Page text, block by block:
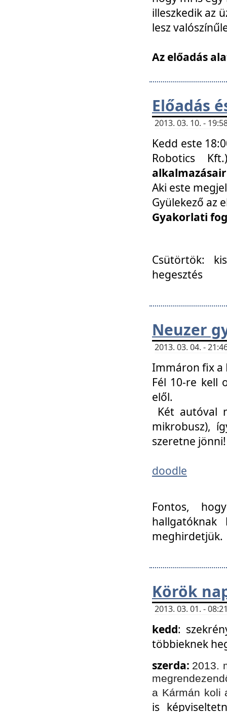
illeszkedik az
lesz
Az előadás
Előadás
2013. 03. 10. -
Kedd este
Robotics
Aki este
Gyülekező az
Gyakorlati
Csütörtök:
hegesztés
Neuzer
2013. 03. 04. -
Immáron fix a
Fél 10-re kell
elől.
Két autóval
mikrobusz),
szeretne jönni!
doodle
Fontos,
meghirdetjük.
Körök
2013. 03. 01. -
kedd:
többieknek
szerda: 2013.
a Kármán koli
is